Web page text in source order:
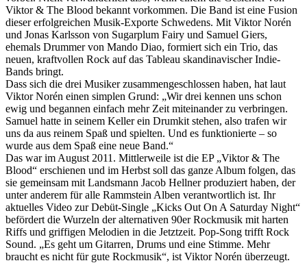
Viktor & The Blood bekannt vorkommen. Die Band ist eine Fusion
dieser erfolgreichen Musik-Exporte Schwedens. Mit Viktor Norén
und Jonas Karlsson von Sugarplum Fairy und Samuel Giers,
ehemals Drummer von Mando Diao, formiert sich ein Trio, das
neuen, kraftvollen Rock auf das Tableau skandinavischer Indie-
Bands bringt.
Dass sich die drei Musiker zusammengeschlossen haben, hat laut
Viktor Norén einen simplen Grund: „Wir drei kennen uns schon
ewig und begannen einfach mehr Zeit miteinander zu verbringen.
Samuel hatte in seinem Keller ein Drumkit stehen, also trafen wir
uns da aus reinem Spaß und spielten. Und es funktionierte – so
wurde aus dem Spaß eine neue Band.“
Das war im August 2011. Mittlerweile ist die EP „Viktor & The
Blood“ erschienen und im Herbst soll das ganze Album folgen, das
sie gemeinsam mit Landsmann Jacob Hellner produziert haben, der
unter anderem für alle Rammstein Alben verantwortlich ist. Ihr
aktuelles Video zur Debüt-Single „Kicks Out On A Saturday Night“
befördert die Wurzeln der alternativen 90er Rockmusik mit harten
Riffs und griffigen Melodien in die Jetztzeit. Pop-Song trifft Rock
Sound. „Es geht um Gitarren, Drums und eine Stimme. Mehr
braucht es nicht für gute Rockmusik“, ist Viktor Norén überzeugt.